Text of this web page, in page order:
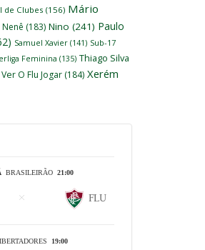
de Clubes (156) Mário
Nenê (183) Nino (241) Paulo
Samuel Xavier (141) Sub-17
Feminina (135) Thiago Silva
O Flu Jogar (184) Xerém
BRASILEIRÃO 21:00
FLU
19:00